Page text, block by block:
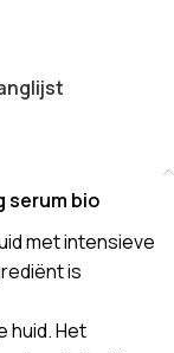
serum bio
met intensieve
is
huid. Het